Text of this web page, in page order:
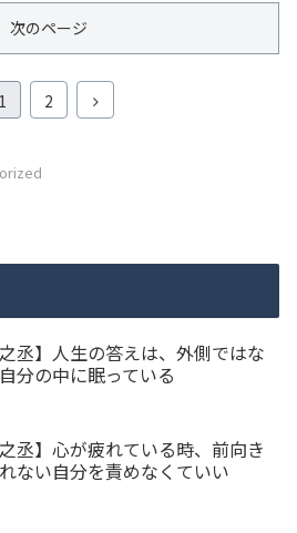
次のページ
1 2
次
之丞】人生の答えは、外側ではな
分の中に眠っている
之丞】心が疲れている時、前向き
ない自分を責めなくていい